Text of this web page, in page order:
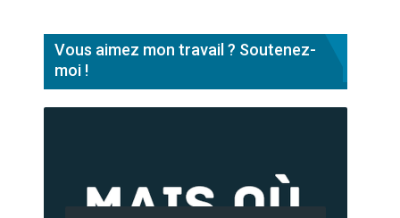
Vous aimez mon travail ? Soutenez-
moi !